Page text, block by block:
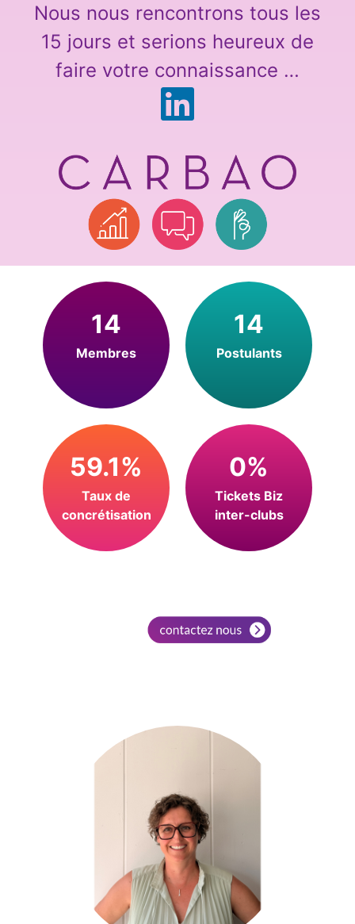
Nous nous rencontrons tous les
15 jours et serions heureux de
faire votre connaissance …
14
Membres
14
Postulants
59.1%
Taux de
concrétisation
0%
Tickets Biz
inter-clubs